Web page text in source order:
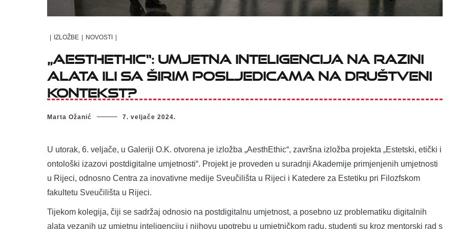
IZLOŽBE NOVOSTI
„AesthEthic“: umjetna inteligencija na razini
alata ili sa širim posljedicama na društveni
kontekst?
Marta Ožanić 7. veljače 2024.
U utorak, 6. veljače, u Galeriji O.K. otvorena je izložba „AesthEthic“, završna izložba projekta „Estetski, etički i
ontološki izazovi postdigitalne umjetnosti“. Projekt je proveden u suradnji Akademije primjenjenih umjetnosti
u Rijeci, odnosno Centra za inovativne medije Sveučilišta u Rijeci i Katedere za Estetiku pri Filozfskom
fakultetu Sveučilišta u Rijeci.
Tijekom kolegija, čiji se sadržaj odnosio na postdigitalnu umjetnost, a posebno uz problematiku digitalnih
alata vezanih uz umjetnu inteligenciju i njihovu upotrebu u umjetničkom radu, studenti su kroz mentorski rad s